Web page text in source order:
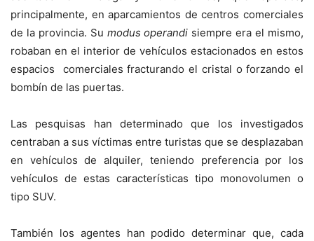
principalmente, en aparcamientos de centros comerciales
de la provincia. Su modus operandi siempre era el mismo,
robaban en el interior de vehículos estacionados en estos
espacios comerciales fracturando el cristal o forzando el
bombín de las puertas.
Las pesquisas han determinado que los investigados
centraban a sus víctimas entre turistas que se desplazaban
en vehículos de alquiler, teniendo preferencia por los
vehículos de estas características tipo monovolumen o
tipo SUV.
También los agentes han podido determinar que, cada